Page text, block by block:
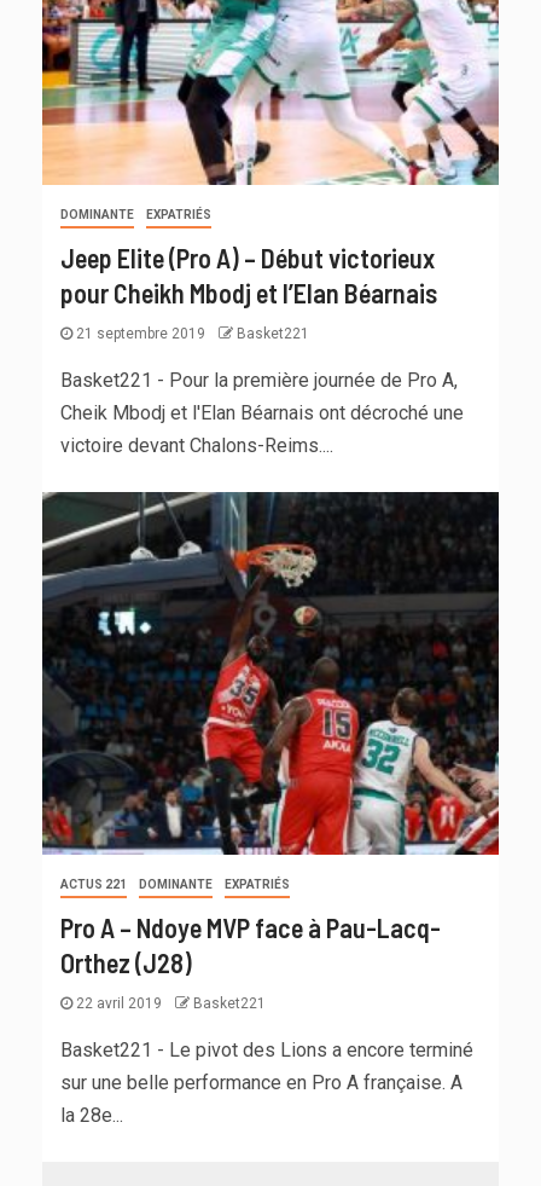
DOMINANTE EXPATRIÉS
Jeep Elite (Pro A) – Début victorieux
pour Cheikh Mbodj et l’Elan Béarnais
21 septembre 2019 Basket221
Basket221 - Pour la première journée de Pro A,
Cheik Mbodj et l'Elan Béarnais ont décroché une
victoire devant Chalons-Reims....
ACTUS 221 DOMINANTE EXPATRIÉS
Pro A – Ndoye MVP face à Pau-Lacq-
Orthez (J28)
22 avril 2019 Basket221
Basket221 - Le pivot des Lions a encore terminé
sur une belle performance en Pro A française. A
la 28e...